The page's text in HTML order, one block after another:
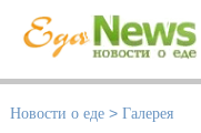
Новости о еде > Галерея